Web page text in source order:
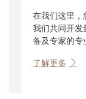
在我们这里，
我们共同开发
备及专家的专
了解更多